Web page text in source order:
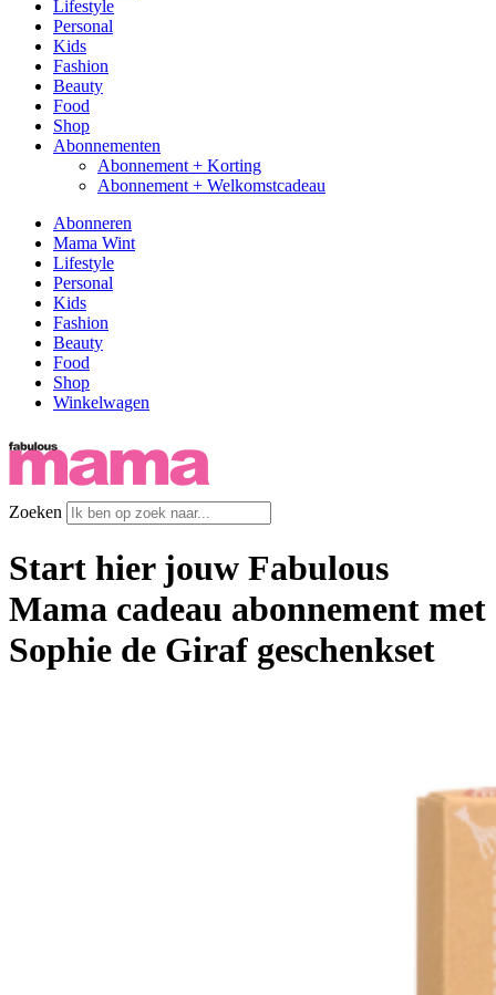
Lifestyle
Personal
Kids
Fashion
Beauty
Food
Shop
Abonnementen
Abonnement + Korting
Abonnement + Welkomstcadeau
Abonneren
Mama Wint
Lifestyle
Personal
Kids
Fashion
Beauty
Food
Shop
Winkelwagen
Zoeken
Start hier jouw Fabulous
Mama cadeau abonnement met
Sophie de Giraf geschenkset